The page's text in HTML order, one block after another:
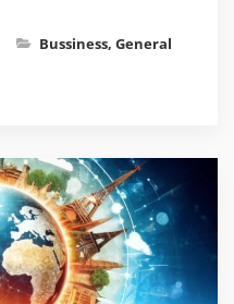
Bussiness, General